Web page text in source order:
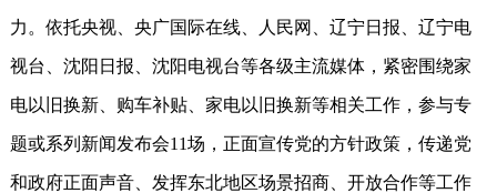
力。依托央视、央广国际在线、人民网、辽宁日报、辽宁电
视台、沈阳日报、沈阳电视台等各级主流媒体，紧密围绕家
电以旧换新、购车补贴、家电以旧换新等相关工作，参与专
题或系列新闻发布会11场，正面宣传党的方针政策，传递党
和政府正面声音、发挥东北地区场景招商、开放合作等工作